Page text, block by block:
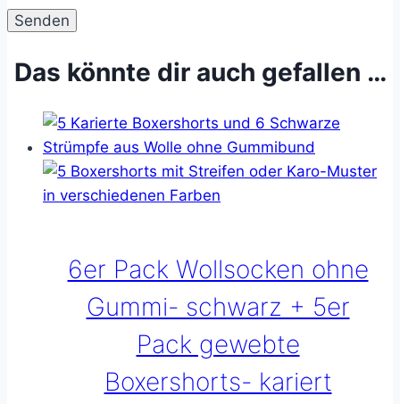
Das könnte dir auch gefallen …
6er Pack Wollsocken ohne
Gummi- schwarz + 5er
Pack gewebte
Boxershorts- kariert